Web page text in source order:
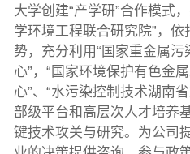
大学创建“产学研”合作模式
学环境工程联合研究院”，
势，充分利用“国家重金属
心”，“国家环境保护有色金
心”、“水污染控制技术湖南
部级平台和高层次人才培养
键技术攻关与研究。为公司